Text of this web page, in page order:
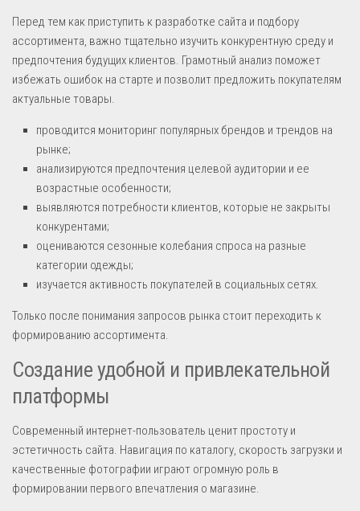
Перед тем как приступить к разработке сайта и подбору
ассортимента, важно тщательно изучить конкурентную среду и
предпочтения будущих клиентов. Грамотный анализ поможет
избежать ошибок на старте и позволит предложить покупателям
актуальные товары.
проводится мониторинг популярных брендов и трендов на
рынке;
анализируются предпочтения целевой аудитории и ее
возрастные особенности;
выявляются потребности клиентов, которые не закрыты
конкурентами;
оцениваются сезонные колебания спроса на разные
категории одежды;
изучается активность покупателей в социальных сетях.
Только после понимания запросов рынка стоит переходить к
формированию ассортимента.
Создание удобной и привлекательной
платформы
Современный интернет-пользователь ценит простоту и
эстетичность сайта. Навигация по каталогу, скорость загрузки и
качественные фотографии играют огромную роль в
формировании первого впечатления о магазине.